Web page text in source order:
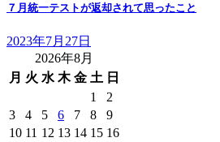
７月統一テストが返却されて思ったこと
2023年7月27日
2026年8月
月 火 水 木 金 土 日
1
2
3
4 5 6 7 8
9
10 11 12 13 14 15 16